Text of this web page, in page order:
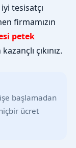
tesisatçı
firmamızın
petek
çıkınız.
başlamadan
ücret